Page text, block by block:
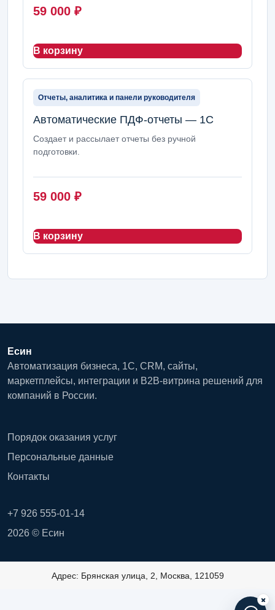
59 000 ₽
В корзину
Отчеты, аналитика и панели руководителя
Автоматические ПДФ-отчеты — 1С
Создает и рассылает отчеты без ручной
подготовки.
59 000 ₽
В корзину
Есин
Автоматизация бизнеса, 1С, CRM, сайты,
маркетплейсы, интеграции и B2B-витрина решений для
компаний в России.
Порядок оказания услуг
Персональные данные
Контакты
+7 926 555-01-14
2026 © Есин
Адрес: Брянская улица, 2, Москва, 121059